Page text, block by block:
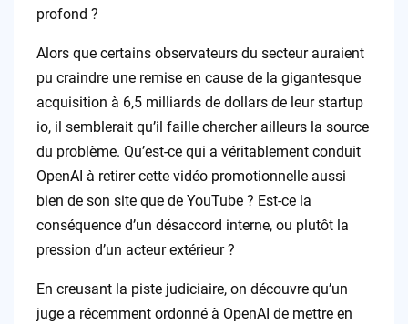
profond ?
Alors que certains observateurs du secteur auraient
pu craindre une remise en cause de la gigantesque
acquisition à 6,5 milliards de dollars de leur startup
io, il semblerait qu’il faille chercher ailleurs la source
du problème. Qu’est-ce qui a véritablement conduit
OpenAI à retirer cette vidéo promotionnelle aussi
bien de son site que de YouTube ? Est-ce la
conséquence d’un désaccord interne, ou plutôt la
pression d’un acteur extérieur ?
En creusant la piste judiciaire, on découvre qu’un
juge a récemment ordonné à OpenAI de mettre en